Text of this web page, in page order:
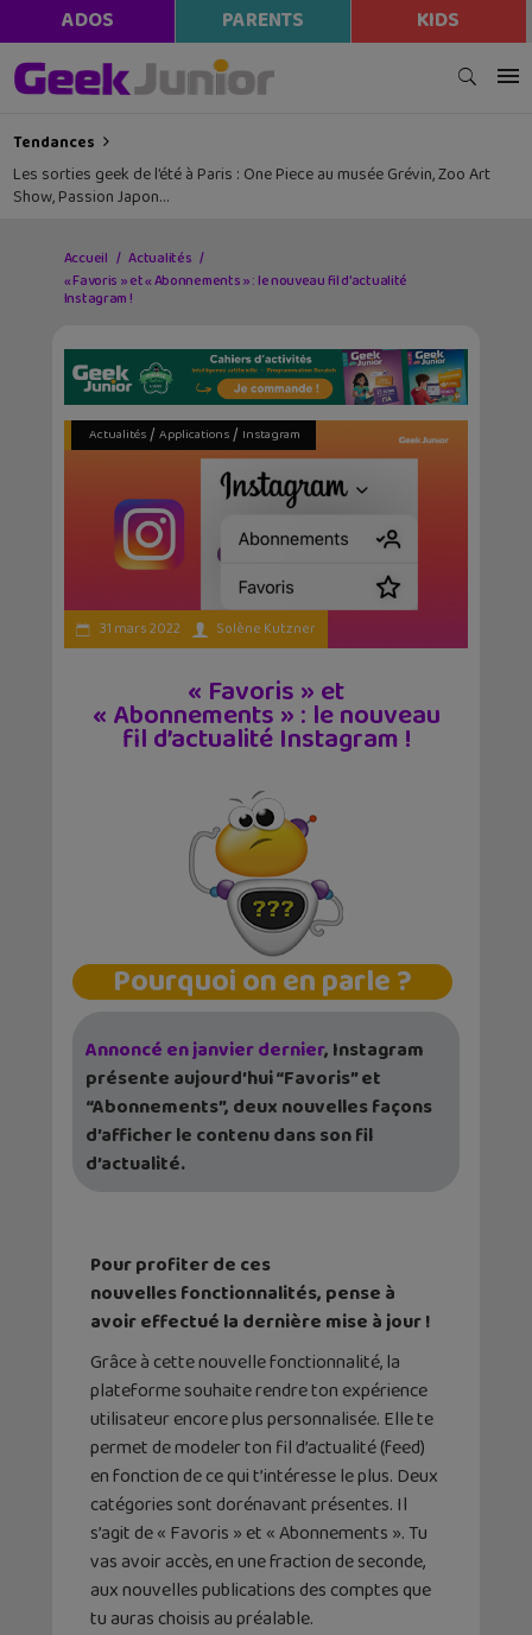
ADOS PARENTS KIDS
Tendances
Les sorties geek de l’été à Paris : One Piece au musée Grévin, Zoo Art
Show, Passion Japon…
Accueil
Actualités
« Favoris » et « Abonnements » : le nouveau fil d’actualité
Instagram !
Actualités/ Applications/ Instagram
31 mars 2022 Solène Kutzner
« Favoris » et
« Abonnements » : le nouveau
fil d’actualité Instagram !
Pourquoi on en parle ?
Annoncé en janvier dernier, Instagram
présente aujourd’hui “Favoris” et
“Abonnements”, deux nouvelles façons
d’afficher le contenu dans son fil
d’actualité.
Pour profiter de ces
nouvellesfonctionnalités, pense à
avoir effectué la dernière mise à jour !
Grâce à cette nouvelle fonctionnalité, la
plateforme souhaite rendre ton expérience
utilisateur encore plus personnalisée. Elle te
permet de modeler ton fil d’actualité (feed)
en fonction de ce qui t’intéresse le plus. Deux
catégories sont dorénavant présentes. Il
s’agit de « Favoris » et « Abonnements ». Tu
vas avoir accès, en une fraction de seconde,
aux nouvelles publications des comptes que
tu auras choisis au préalable.